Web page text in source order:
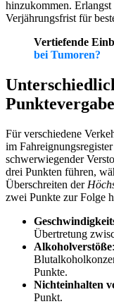
hinzukommen.
Verjährungsfrist für
Vertiefende
bei Tumoren?
Punktevergabe
Für verschiedene
im
schwerwiegender
drei Punkten führen,
Überschreiten der
zwei Punkte zur Folge
Übertretung
Alkoholverstöße
Punkte.
Nichteinhalten
Punkt.